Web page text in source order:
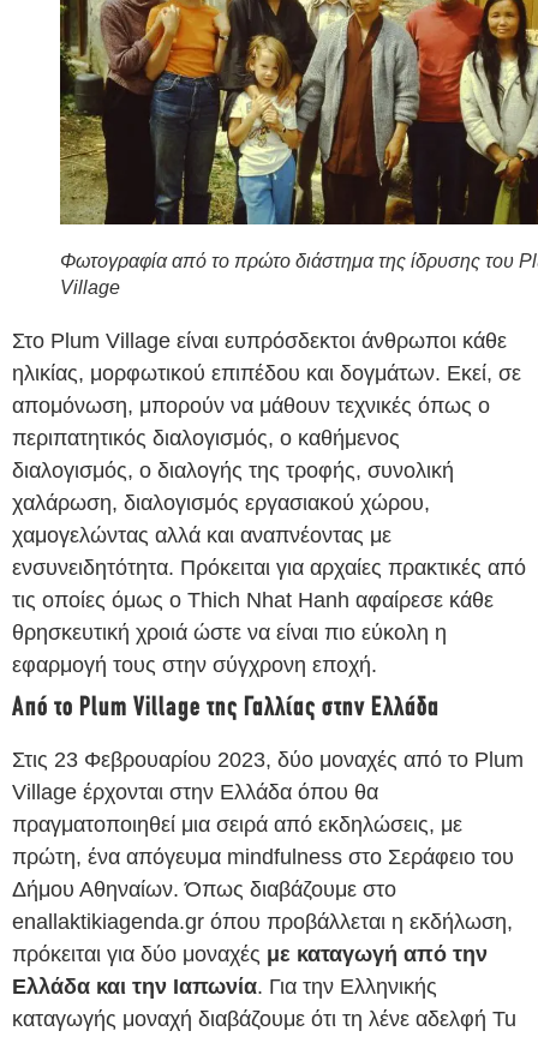
Φωτογραφία από το πρώτο διάστημα της ίδρυσης του
Village
Στο Plum Village είναι ευπρόσδεκτοι άνθρωποι κάθε
ηλικίας, μορφωτικού επιπέδου και δογμάτων. Εκεί, σε
απομόνωση, μπορούν να μάθουν τεχνικές όπως ο
περιπατητικός διαλογισμός, ο καθήμενος
διαλογισμός, ο διαλογής της τροφής, συνολική
χαλάρωση, διαλογισμός εργασιακού χώρου,
χαμογελώντας αλλά και αναπνέοντας με
ενσυνειδητότητα. Πρόκειται για αρχαίες πρακτικές από
τις οποίες όμως ο Thich Nhat Hanh αφαίρεσε κάθε
θρησκευτική χροιά ώστε να είναι πιο εύκολη η
εφαρμογή τους στην σύγχρονη εποχή.
Από το Plum Village της Γαλλίας στην Ελλάδα
Στις 23 Φεβρουαρίου 2023, δύο μοναχές από το Plum
Village έρχονται στην Ελλάδα όπου θα
πραγματοποιηθεί μια σειρά από εκδηλώσεις, με
πρώτη, ένα απόγευμα mindfulness στο Σεράφειο του
Δήμου Αθηναίων. Όπως διαβάζουμε στo
enallaktikiagenda.gr όπου προβάλλεται η εκδήλωση,
πρόκειται για δύο μοναχές με καταγωγή από την
Ελλάδα και την Ιαπωνία. Για την Ελληνικής
καταγωγής μοναχή διαβάζουμε ότι τη λένε αδελφή Tu